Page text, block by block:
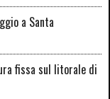
a Santa
fissa sul litorale di